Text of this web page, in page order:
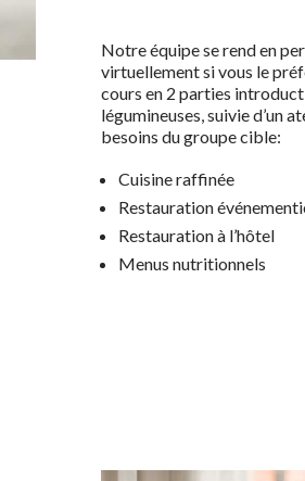
Notre équipe se rend en
virtuellement si vous le
cours en 2 parties
légumineuses, suivie d’un
besoins du groupe cible:
Cuisine raffinée
Restauration
Restauration à l’hôtel
Menus nutritionnels